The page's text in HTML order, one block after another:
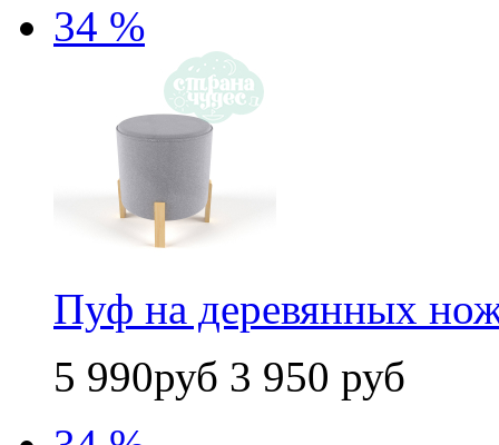
34 %
Пуф на деревянных
5 990руб 3 950 руб